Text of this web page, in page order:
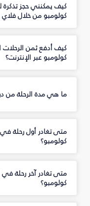
كيف يمكنني حجز
كولومبو من خلال
كيف أدفع ثمن
كولومبو عبر الإنترنت؟
ما هي مدة الرحلة من
متى تغادر أول رحلة
كولومبو؟
متى تغادر آخر رحلة
كولومبو؟